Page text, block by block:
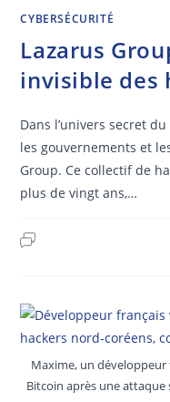
CYBERSÉCURITÉ
Lazarus
invisible des
Dans l’univers secret
les gouvernements et
Group. Ce collectif de
plus de vingt ans,…
Maxime, un développeur
Bitcoin après une